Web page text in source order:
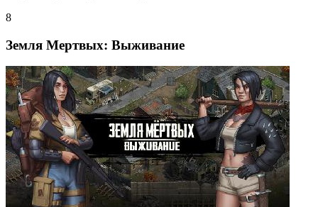
8
Земля Мертвых: Выживание